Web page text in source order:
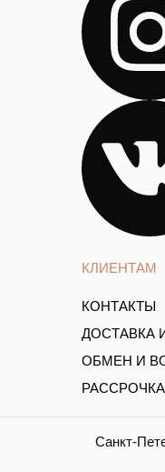
КЛИЕНТАМ
КОНТАКТЫ
ДОСТАВКА
ОБМЕН И
РАССРОЧКА
Санкт-